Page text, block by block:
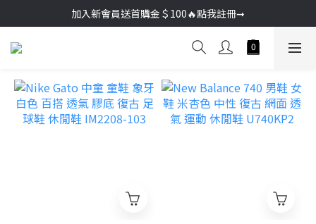
加入新會員送首購金＄100🔥點我註冊➞
加入新會員送首購金＄100🔥點我註冊➞
🚚超商取貨滿＄2000免運／宅配滿＄3000免運